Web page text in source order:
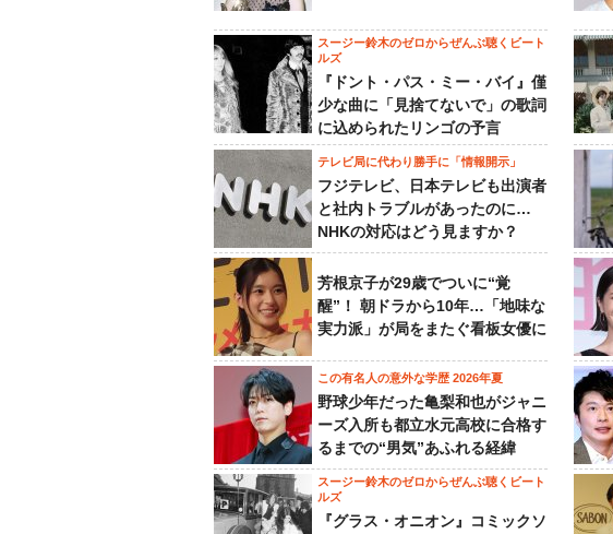
スージー鈴木のゼロからぜんぶ聴くビート
ルズ
『ドント・パス・ミー・バイ』僅
少な曲に「見捨てないで」の歌詞
に込められたリンゴの予言
テレビ局に代わり勝手に「情報開示」
フジテレビ、日本テレビも出演者
と社内トラブルがあったのに…
NHKの対応はどう見ますか？
芳根京子が29歳でついに“覚
醒”！ 朝ドラから10年…「地味な
実力派」が局をまたぐ看板女優に
この有名人の意外な学歴 2026年夏
野球少年だった亀梨和也がジャニ
ーズ入所も都立水元高校に合格す
るまでの“男気”あふれる経緯
スージー鈴木のゼロからぜんぶ聴くビート
ルズ
『グラス・オニオン』コミックソ